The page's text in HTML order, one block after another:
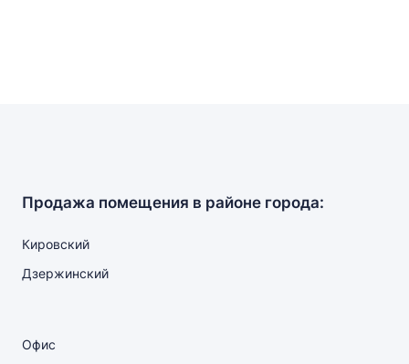
Продажа помещения в районе города:
Кировский
Дзержинский
Офис